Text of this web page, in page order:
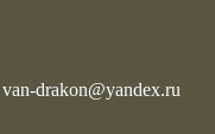
van-drakon@yandex.ru